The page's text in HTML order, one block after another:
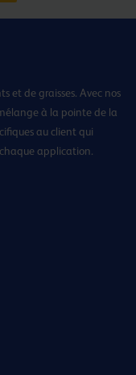
et de graisses. Avec nos
à la pointe de la
au client qui
application.